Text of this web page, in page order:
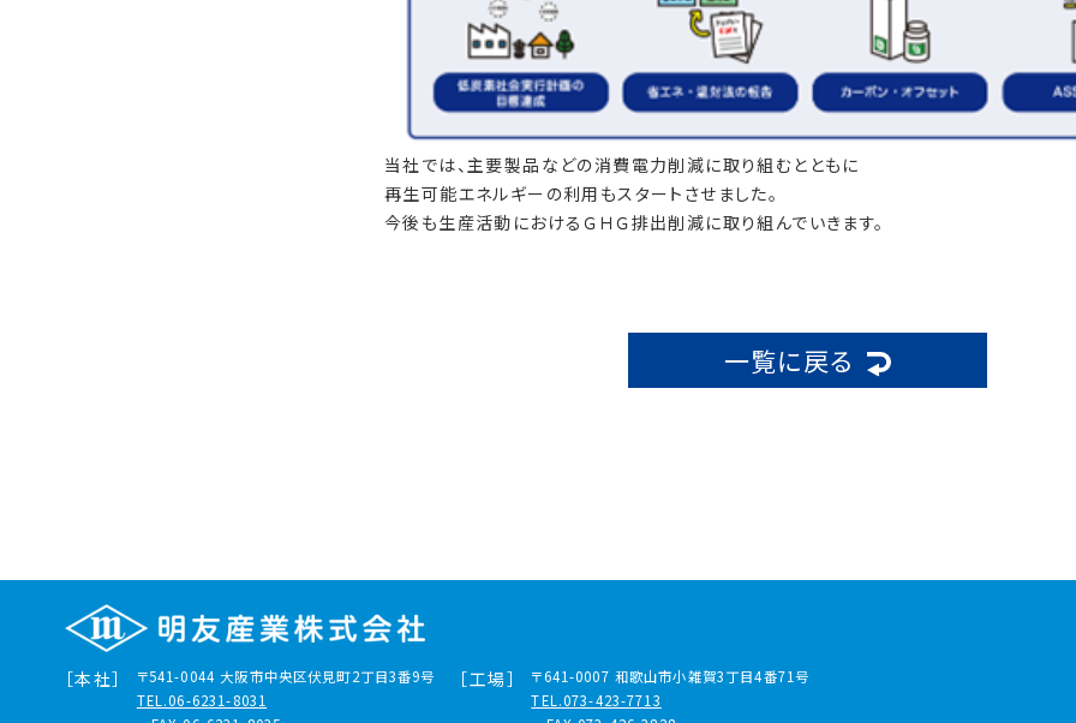
当社では、主要製品などの消費電力削減に取り組むとともに
再生可能エネルギーの利用もスタートさせました。
今後も生産活動におけるＧＨＧ排出削減に取り組んでいきます。
一覧に戻る
［本社］ 〒541-0044 大阪市中央区伏見町2丁目3番9号
TEL.06-6231-8031
［工場］ 〒641-0007 和歌山市小雑賀3丁目4番71号
TEL.073-423-7713